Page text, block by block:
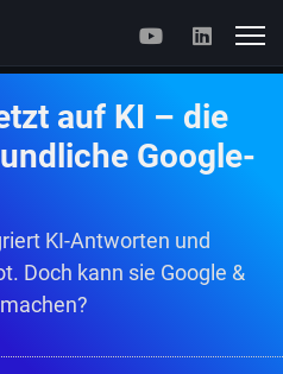
auf KI – die
Google-
KI-Antworten und
Doch kann sie Google &